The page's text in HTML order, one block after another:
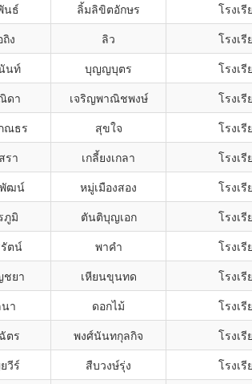
นธ์ ลิ้มลิขิตอักษร โรงเรี
ง ลิว โรงเรี
นท์ บุญญบุตร โรงเรี
ดา เจริญพาณิชพงษ์ โรงเรี
ณธร สุขใจ โรงเรี
รา เกลี้ยงเกลา โรงเรี
ฒน์ หมู่เมืองสอง โรงเรี
ภูมิ ตันติบุญเอก โรงเรี
ตน์ พาคำ โรงเรี
ยา เหียนขุนทด โรงเรี
า ดอกไม้ โรงเรี
ตร พงศ์นันทกุลกิจ โรงเรี
วีร์ สืบวงษ์รุ่ง โรงเรี